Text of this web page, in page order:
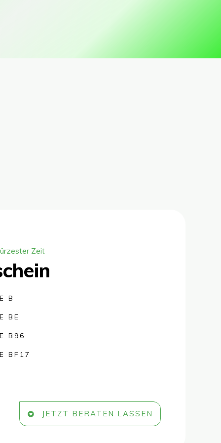
Zeit
B
BE
B96
BF17
JETZT BERATEN LASSEN